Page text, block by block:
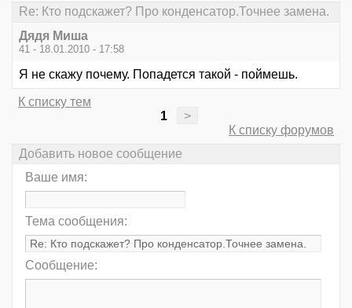
Re: Кто подскажет? Про конденсатор.Точнее замена.
Дядя Миша
41 - 18.01.2010 - 17:58
Я не скажу почему. Попадется такой - поймешь.
К списку тем
1
>
К списку форумов
Добавить новое сообщение
Ваше имя:
Тема сообщения:
Сообщение: